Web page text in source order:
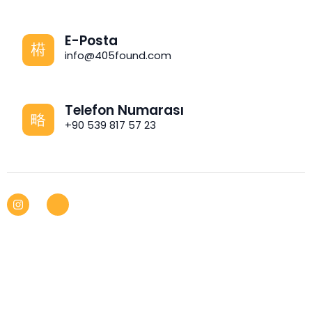
E-Posta
info@405found.com
Telefon Numarası
+90 539 817 57 23